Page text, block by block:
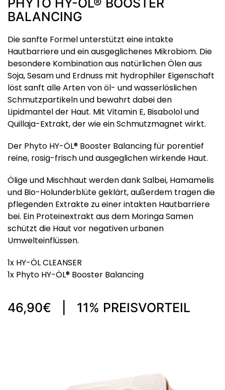
BALANCING
Die sanfte Formel unterstützt eine intakte
Hautbarriere und ein ausgeglichenes Mikrobiom. Die
besondere Kombination aus natürlichen Ölen aus
Soja, Sesam und Erdnuss mit hydrophiler Eigenschaft
löst sanft alle Arten von öl- und wasserlöslichen
Schmutzpartikeln und bewahrt dabei den
Lipidmantel der Haut. Mit Vitamin E, Bisabolol und
Quillaja-Extrakt, der wie ein Schmutzmagnet wirkt.
Der Phyto HY-ÖL® Booster Balancing für porentief
reine, rosig-frisch und ausgeglichen wirkende Haut.
Ölige und Mischhaut werden dank Salbei, Hamamelis
und Bio-Holunderblüte geklärt, außerdem tragen die
pflegenden Extrakte zu einer intakten Hautbarriere
bei. Ein Proteinextrakt aus dem Moringa Samen
schützt die Haut vor negativen urbanen
Umwelteinflüssen.
1x HY-ÖL CLEANSER
1x Phyto HY-ÖL® Booster Balancing
46,90€ | 11% PREISVORTEIL